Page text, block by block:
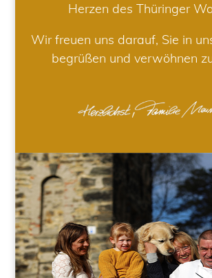
Herzen des Thüringer
Wir freuen uns darauf, Sie in
begrüßen und verwöhnen